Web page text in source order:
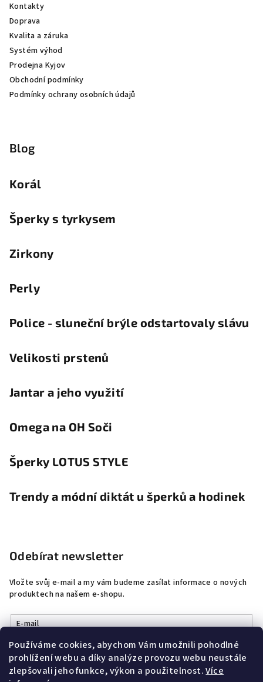
Používáme cookies, abychom Vám umožnili pohodlné
prohlížení webu a díky analýze provozu webu neustále
zlepšovali jeho funkce, výkon a použitelnost.Více
Kontakty
Doprava
Kvalita a záruka
Systém výhod
Prodejna Kyjov
Obchodní podmínky
Podmínky ochrany osobních údajů
Blog
Korál
Šperky s tyrkysem
Zirkony
Perly
Police - sluneční brýle odstartovaly slávu
Velikosti prstenů
Jantar a jeho využití
Omega na OH Soči
Šperky LOTUS STYLE
Trendy a módní diktát u šperků a hodinek
Odebírat newsletter
Vložte svůj e-mail a my vám budeme zasílat informace o nových
produktech na našem e-shopu.
E-mail
Vložením e-mailu souhlasíte spodmínkami ochrany osobních
údajů